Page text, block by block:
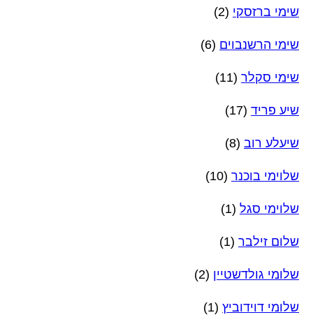
שימי ברזסקי (2)
שימי הרשנבוים (6)
שימי סקלר (11)
שיע פריד (17)
שיעלע רוב (8)
שלוימי בוכנר (10)
שלוימי סגל (1)
שלום זילבר (1)
שלומי גולדשטיין (2)
שלומי דוידוביץ (1)